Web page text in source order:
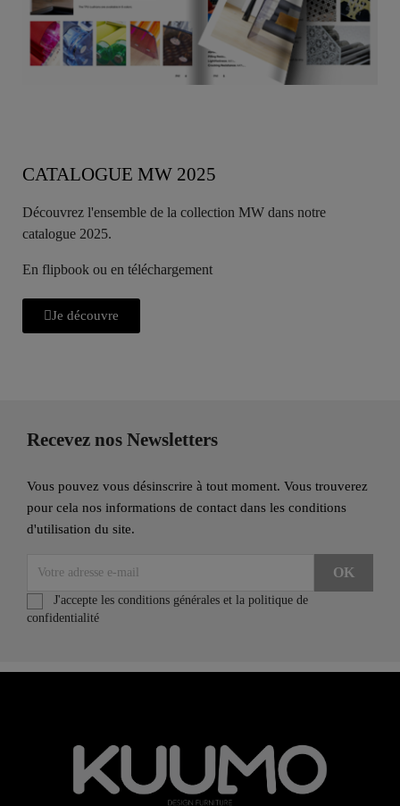
CATALOGUE MW 2025
Découvrez l'ensemble de la collection MW dans notre
catalogue 2025.
En flipbook ou en téléchargement
Je découvre
Recevez nos Newsletters
Vous pouvez vous désinscrire à tout moment. Vous trouverez
pour cela nos informations de contact dans les conditions
d'utilisation du site.
J'accepte les conditions générales et la politique de
confidentialité